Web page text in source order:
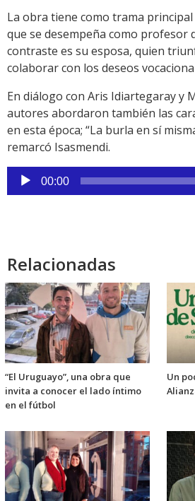
La obra tiene como trama
que se desempeña como profesor
contraste es su esposa, quien
colaborar con los deseos
En diálogo con Aris Idiartegaray y
autores abordaron también las
en esta época; “La burla en sí
remarcó Isasmendi.
Reproductor
de
00:00
Relacionadas
“El Uruguayo”, una obra que
invita a conocer el lado íntimo
en el fútbol
Un